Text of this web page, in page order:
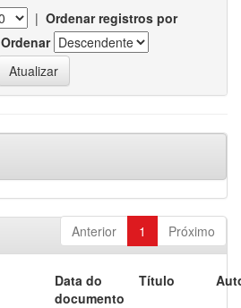
| Ordenar registros por
Ordenar
Anterior 1 Próximo
Data do
documento
Título